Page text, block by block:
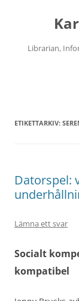
Librarian,
ETIKETTARKIV:
Datorspel:
Lämna ett svar
Socialt
kompatibel